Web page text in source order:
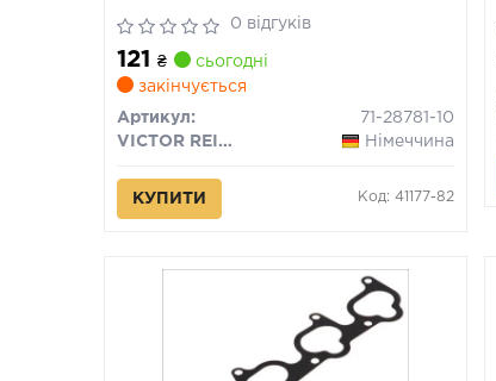
0 відгуків
121 ₴
сьогодні
закінчується
Артикул:
71-28781-10
VICTOR REINZ
Німеччина
КУПИТИ Код: 41177-82